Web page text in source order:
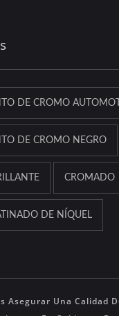
DE CROMO
DE CROMO NEGRO
CROMADO
DE NÍQUEL
Asegurar Una Calidad